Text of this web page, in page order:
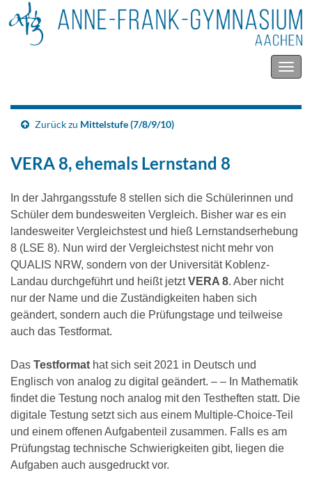
Zurück zu Mittelstufe (7/8/9/10)
VERA 8, ehemals Lernstand 8
In der Jahrgangsstufe 8 stellen sich die Schülerinnen und
Schüler dem bundesweiten Vergleich. Bisher war es ein
landesweiter Vergleichstest und hieß Lernstandserhebung
8 (LSE 8). Nun wird der Vergleichstest nicht mehr von
QUALIS NRW, sondern von der Universität Koblenz-
Landau durchgeführt und heißt jetztVERA 8. Aber nicht
nur der Name und die Zuständigkeiten haben sich
geändert, sondern auch die Prüfungstage und teilweise
auch das Testformat.
Das Testformat hat sich seit 2021 in Deutsch und
Englisch von analog zu digital geändert. – – In Mathematik
findet die Testung noch analog mit den Testheften statt. Die
digitale Testung setzt sich aus einem Multiple-Choice-Teil
und einem offenen Aufgabenteil zusammen. Falls es am
Prüfungstag technische Schwierigkeiten gibt, liegen die
Aufgaben auch ausgedruckt vor.